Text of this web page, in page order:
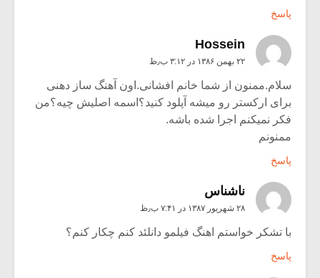
پاسخ
Hossein
۲۲ بهمن ۱۳۸۶ در ۳:۱۲ ب٫ظ
سلام.ممنون از شما خانم افشانی.اون آهنگ ساز دهنی
برای ارکستر رو میشه آپلود کنید؟اسمه اصلیش چیه؟من
فکر نمیکنم اجرا شده باشه.
ممنونم
پاسخ
ناشناس
۲۸ شهریور ۱۳۸۷ در ۷:۴۱ ب٫ظ
با تشکر خواستم اهنگ فیلمو دانلئد کنم چکار کنم؟
پاسخ